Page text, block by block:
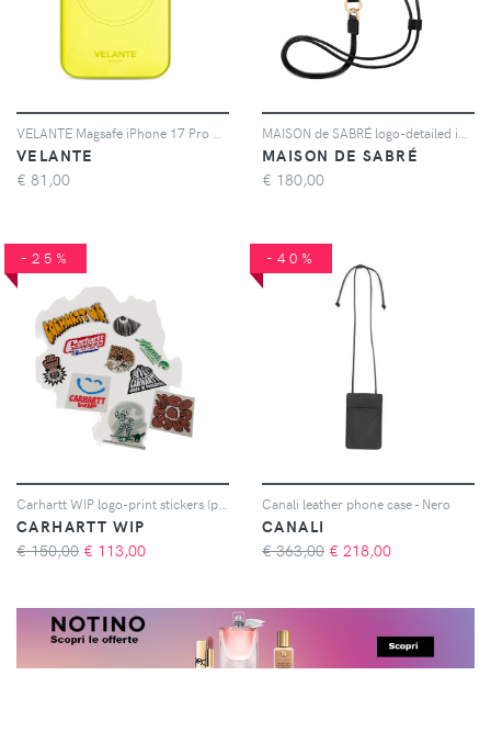
VELANTE
€ 81,00
MAISON DE SABRÉ
€ 180,00
-25%
CARHARTT WIP
€ 150,00 € 113,00
-40%
Canali leather phone case - Nero
CANALI
€ 363,00 € 218,00